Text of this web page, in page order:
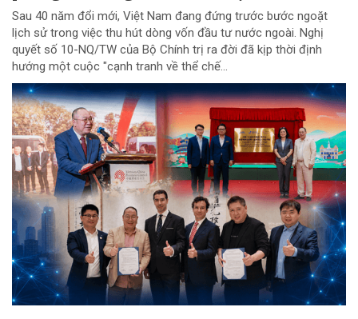
Sau 40 năm đổi mới, Việt Nam đang đứng trước bước ngoặt
lịch sử trong việc thu hút dòng vốn đầu tư nước ngoài. Nghị
quyết số 10-NQ/TW của Bộ Chính trị ra đời đã kịp thời định
hướng một cuộc "cạnh tranh về thể chế...